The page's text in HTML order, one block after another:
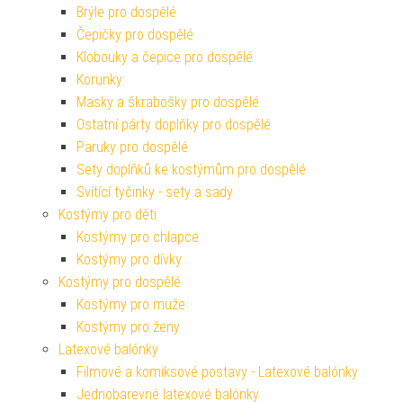
Brýle pro dospělé
Čepičky pro dospělé
Klobouky a čepice pro dospělé
Korunky
Masky a škrabošky pro dospělé
Ostatní párty doplňky pro dospělé
Paruky pro dospělé
Sety doplňků ke kostýmům pro dospělé
Svítící tyčinky - sety a sady
Kostýmy pro děti
Kostýmy pro chlapce
Kostýmy pro dívky
Kostýmy pro dospělé
Kostýmy pro muže
Kostýmy pro ženy
Latexové balónky
Filmové a komiksové postavy - Latexové balónky
Jednobarevné latexové balónky